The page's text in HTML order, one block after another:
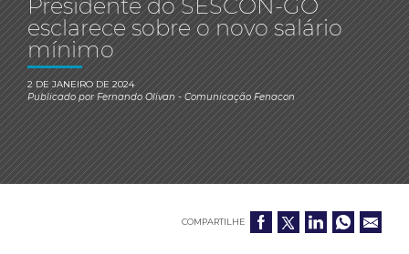
Presidente do SESCON-GO
esclarece sobre o novo salário
mínimo
2 DE JANEIRO DE 2024
Publicado porFernando Olivan- Comunicação Fenacon
COMPARTILHE